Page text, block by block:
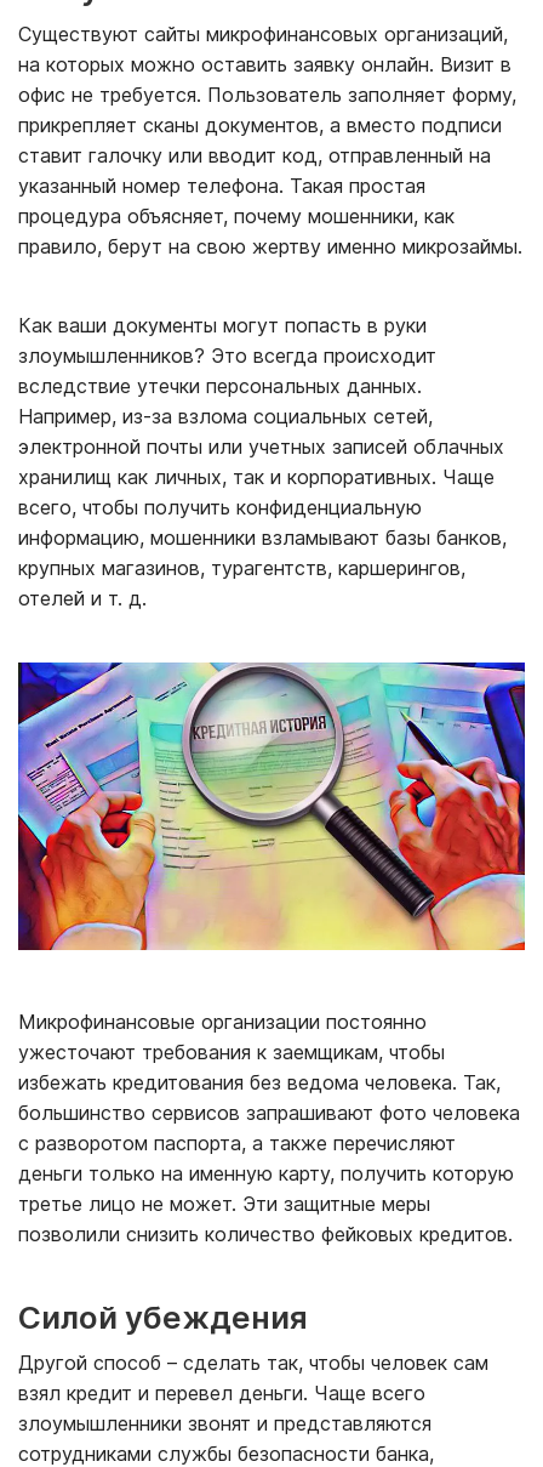
Существуют сайты микрофинансовых организаций,
на которых можно оставить заявку онлайн. Визит в
офис не требуется. Пользователь заполняет форму,
прикрепляет сканы документов, а вместо подписи
ставит галочку или вводит код, отправленный на
указанный номер телефона. Такая простая
процедура объясняет, почему мошенники, как
правило, берут на свою жертву именно микрозаймы.
Как ваши документы могут попасть в руки
злоумышленников? Это всегда происходит
вследствие утечки персональных данных.
Например, из-за взлома социальных сетей,
электронной почты или учетных записей облачных
хранилищ как личных, так и корпоративных. Чаще
всего, чтобы получить конфиденциальную
информацию, мошенники взламывают базы банков,
крупных магазинов, турагентств, каршерингов,
отелей и т. д.
Микрофинансовые организации постоянно
ужесточают требования к заемщикам, чтобы
избежать кредитования без ведома человека. Так,
большинство сервисов запрашивают фото человека
с разворотом паспорта, а также перечисляют
деньги только на именную карту, получить которую
третье лицо не может. Эти защитные меры
позволили снизить количество фейковых кредитов.
Силой убеждения
Другой способ – сделать так, чтобы человек сам
взял кредит и перевел деньги. Чаще всего
злоумышленники звонят и представляются
сотрудниками службы безопасности банка,